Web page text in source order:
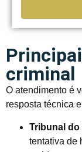
criminal
O atendimento é
resposta técnica
Tribunal do
tentativa de